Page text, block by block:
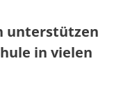
unterstützen
in vielen